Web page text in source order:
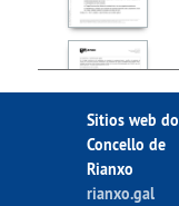
Sitios web do
Concello de
Rianxo
rianxo.gal